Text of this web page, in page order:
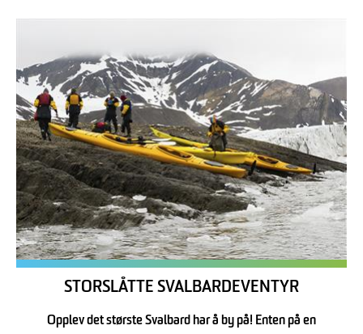
STORSLÅTTE SVALBARDEVENTYR
Opplev det største Svalbard har å by på! Enten på en